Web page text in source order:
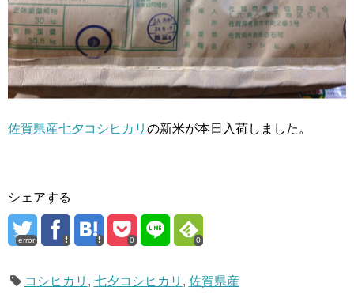
佐賀県産七夕コシヒカリ の新米が本日入荷しました。
シェアする
error 0 0
コシヒカリ , 七夕コシヒカリ , 佐賀県産